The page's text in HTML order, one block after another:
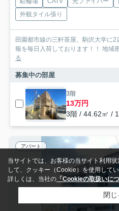
外観タイル張り
田園都市線の三軒茶屋、駒沢大学に
報を毎日入荷しております！！ 地域
る
募集中の部屋
3階
13万円
3階 / 44.62㎡ /
アパート
当サイトでは、お客様の当サイト利用
して、クッキー（Cookie）を使用して
詳しくは、当社の 「Cookieの取扱いに
閉じ